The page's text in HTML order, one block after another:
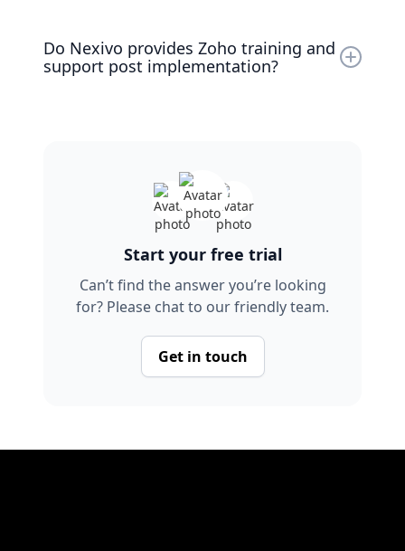
and providing your contact details to our
chatbot or can fill up the contact us form. Our
Do Nexivo provides Zoho training and
support post implementation?
Start your free trial
Can’t find the answer you’re looking
for? Please chat to our friendly team.
Get in touch